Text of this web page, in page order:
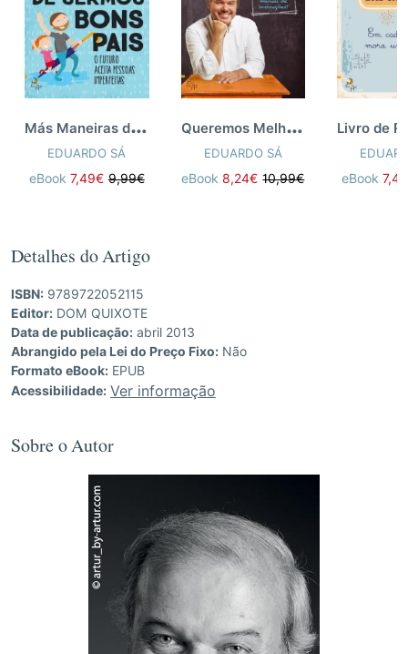
M
ás Maneiras de Sermos Bons Pais
EDUARDO SÁ
eBook 7,49€ 9,99€
Q
ueremos Melhores Pais
EDUARDO SÁ
eBook 8,24€ 10,99€
eBook
Detalhes do Artigo
ISBN: 9789722052115
Editor: DOM QUIXOTE
Data de publicação: abril 2013
Abrangido pela Lei do Preço Fixo: Não
Formato eBook: EPUB
Acessibilidade: Ver informação
Sobre o Autor